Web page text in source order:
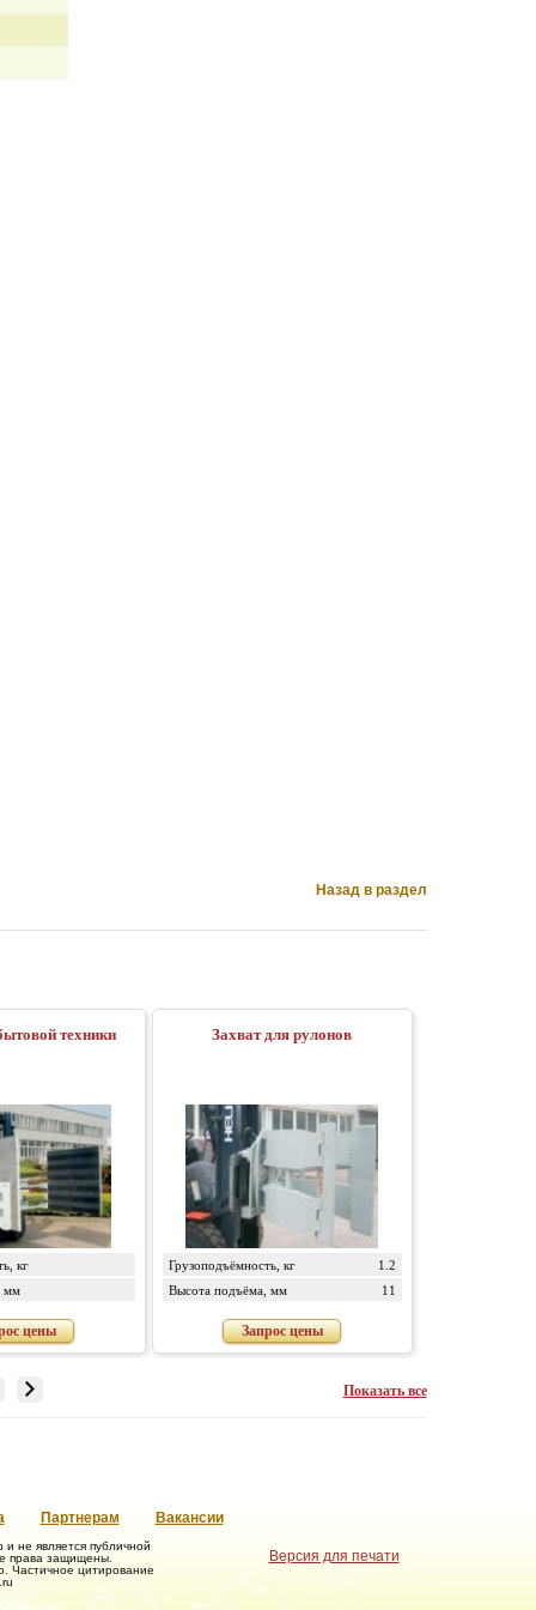
Назад в раздел
техники
кг
мм
цены
Захват для рулонов
Грузоподъёмность, кг
1.2
Высота подъёма, мм
11
Запрос цены
Показать все
Партнерам Вакансии
не является публичной
права защищены.
Частичное цитирование
Версия для печати